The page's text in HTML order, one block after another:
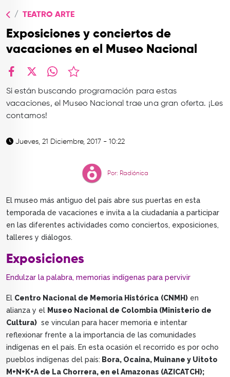
CONTACTO
TEATRO ARTE
Exposiciones y conciertos de
vacaciones en el Museo Nacional
Si están buscando programación para estas
vacaciones, el Museo Nacional trae una gran oferta. ¡Les
contamos!
Jueves, 21 Diciembre, 2017 - 10:22
Por: Radiónica
El museo más antiguo del país abre sus puertas en esta
temporada de vacaciones e invita a la ciudadanía a participar
en las diferentes actividades como conciertos, exposiciones,
talleres y diálogos.
Exposiciones
Endulzar la palabra, memorias indígenas para pervivir
El Centro Nacional de Memoria Histórica (CNMH) en
alianza y el Museo Nacional de Colombia (Ministerio de
Cultura) se vinculan para hacer memoria e intentar
reflexionar frente a la importancia de las comunidades
indígenas en el país. En esta ocasión el recorrido es por ocho
pueblos indígenas del país: Bora, Ocaina, Muinane y Uitoto
M+N+K+A de La Chorrera, en el Amazonas (AZICATCH);